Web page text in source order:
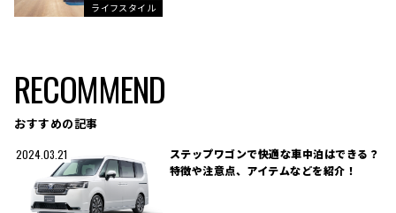
ライフスタイル
RECOMMEND
おすすめの記事
2024.03.21
ステップワゴンで快適な車中泊はできる？
特徴や注意点、アイテムなどを紹介！